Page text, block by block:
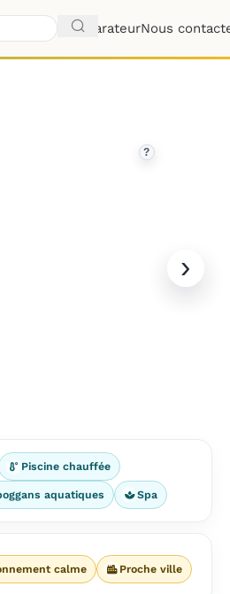
ComparateurNous
?
Piscine chauffée
aquatiques Spa
calme Proche ville